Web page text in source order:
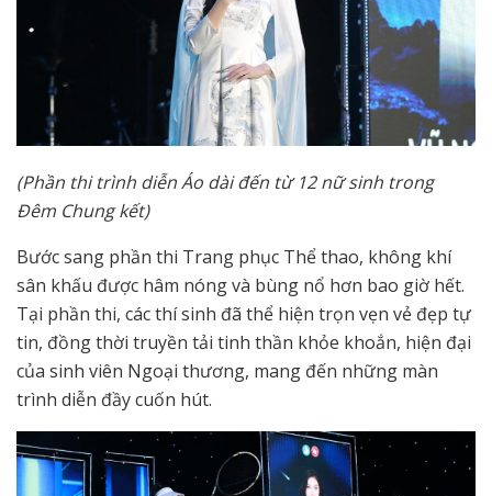
(Phần thi trình diễn Áo dài đến từ 12 nữ sinh trong
Đêm Chung kết)
Bước sang phần thi Trang phục Thể thao, không khí
sân khấu được hâm nóng và bùng nổ hơn bao giờ hết.
Tại phần thi, các thí sinh đã thể hiện trọn vẹn vẻ đẹp tự
tin, đồng thời truyền tải tinh thần khỏe khoắn, hiện đại
của sinh viên Ngoại thương, mang đến những màn
trình diễn đầy cuốn hút.